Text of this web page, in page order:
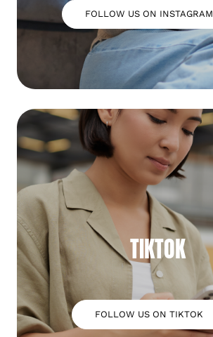
FOLLOW US ON INSTAGRAM
TIKTOK
FOLLOW US ON TIKTOK